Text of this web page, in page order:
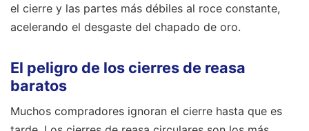
el cierre y las partes más débiles al roce constante,
acelerando el desgaste del chapado de oro.
El peligro de los cierres de reasa
baratos
Muchos compradores ignoran el cierre hasta que es